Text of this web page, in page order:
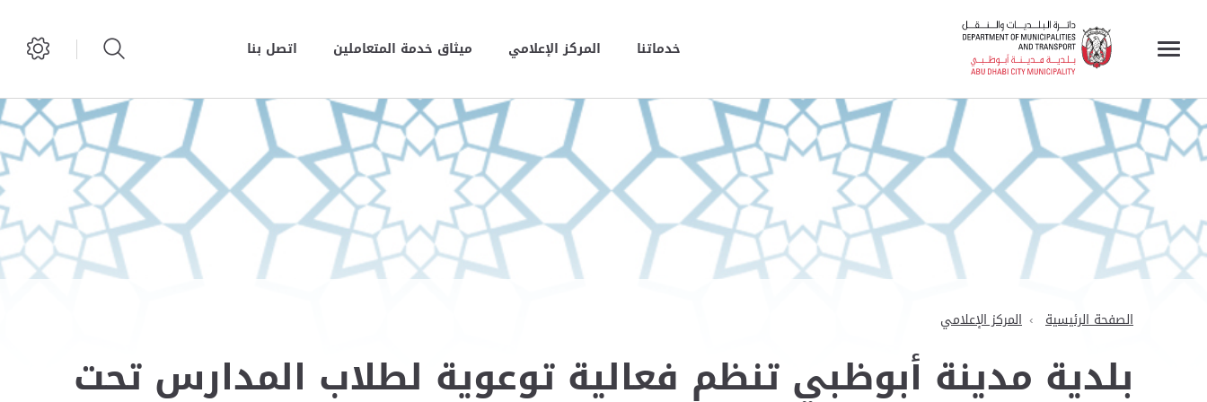
خدماتنا المركز الإعلامي ميثاق خدمة المتعاملين اتصل بنا
الصفحة الرئيسية المركز الإعلامي
بلدية مدينة أبوظبي تنظم فعالية توعوية لطلاب المدارس تحت